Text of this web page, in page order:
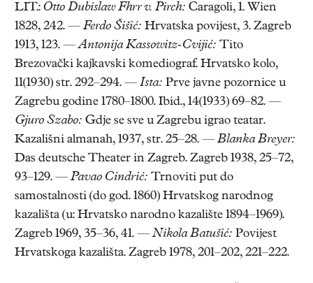
LIT.: Otto Dubislaw Fhrr v. Pirch: Caragoli, 1. Wien
1828, 242. — Ferdo Šišić: Hrvatska povijest, 3. Zagreb
1913, 123. —Antonija Kassowitz-Cvijić: Tito
Brezovački kajkavski komediograf. Hrvatsko kolo,
11(1930) str. 292–294. — Ista: Prve javne pozornice u
Zagrebu godine 1780–1800. Ibid., 14(1933) 69–82. —
Gjuro Szabo: Gdje se sve u Zagrebu igrao teatar.
Kazališni almanah, 1937, str. 25–28. — Blanka Breyer:
Das deutsche Theater in Zagreb. Zagreb 1938, 25–72,
93–129. — Pavao Cindrić: Trnoviti put do
samostalnosti (do god. 1860) Hrvatskog narodnog
kazališta (u: Hrvatsko narodno kazalište 1894–1969).
Zagreb 1969, 35–36, 41. — Nikola Batušić: Povijest
Hrvatskoga kazališta. Zagreb 1978, 201–202, 221–222.